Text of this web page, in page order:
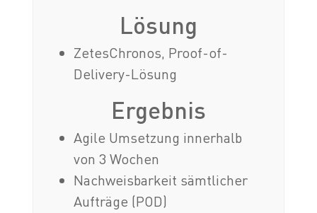
Lösung
ZetesChronos, Proof-of-
Delivery-Lösung
Ergebnis
Agile Umsetzung innerhalb
von 3 Wochen
Nachweisbarkeit sämtlicher
Aufträge (POD)